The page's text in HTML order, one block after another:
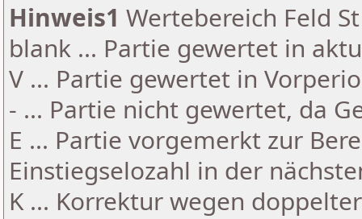
Hinweis1 Wertebereich Feld
blank ... Partie gewertet in
V ... Partie gewertet in
- ... Partie nicht gewertet, da
E ... Partie vorgemerkt zur
Einstiegselozahl in der
K ... Korrektur wegen